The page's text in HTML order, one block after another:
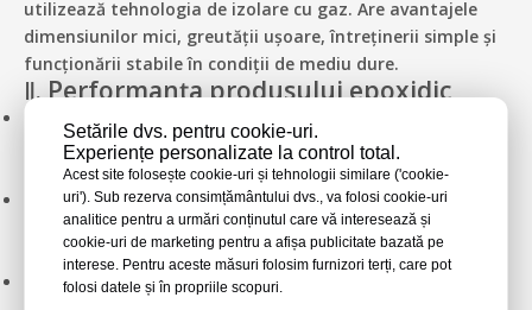
Setările dvs. pentru cookie-uri.
Experiențe personalizate la control total.
Acest site folosește cookie-uri și tehnologii similare ('cookie-
uri'). Sub rezerva consimțământului dvs., va folosi cookie-uri
analitice pentru a urmări conținutul care vă interesează și
cookie-uri de marketing pentru a afișa publicitate bazată pe
interese. Pentru aceste măsuri folosim furnizori terți, care pot
folosi datele și în propriile scopuri.
utilizează tehnologia de izolare cu gaz. Are avantajele
dimensiunilor mici, greutății ușoare, întreținerii simple și
funcționării stabile în condiții de mediu dure.
Ⅱ. Performanța produsului epoxidic
rășini epoxidice de înaltă performanță pentru a asigura
siguranța izolației în medii de înaltă tensiune.
Rezistență mecanică superioară:Proiectat pentru a
rezista la solicitări mecanice, asigurând stabilitate la
diferite sarcini mecanice.
Rezistență chimică excelentă:rezistă la coroziune de la